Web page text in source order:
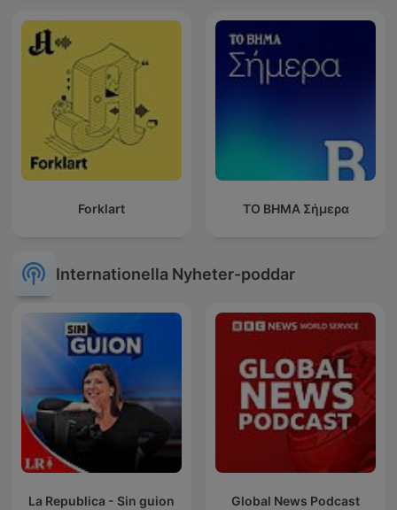
Forklart ΤΟ ΒΗΜΑ Σήμερα
Internationella Nyheter-poddar
La Republica - Sin guion Global News Podcast